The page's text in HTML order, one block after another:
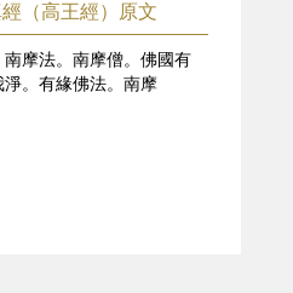
（高王經）原文
摩法。南摩僧。佛國有
。有緣佛法。南摩